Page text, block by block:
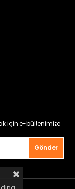
için e-bültenimize
Gönder